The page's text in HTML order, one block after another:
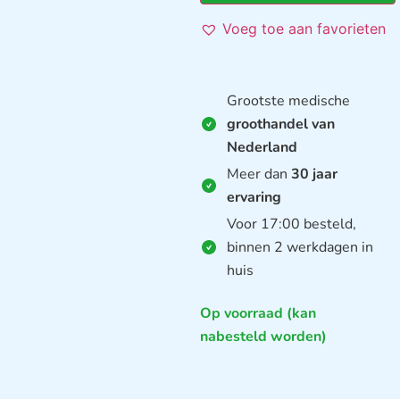
Voeg toe aan favorieten
Grootste medische
groothandel van
Nederland
Meer dan 30 jaar
ervaring
Voor 17:00 besteld,
binnen 2 werkdagen in
huis
Op voorraad (kan
nabesteld worden)